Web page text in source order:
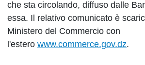
che sta circolando, diffuso dalle
essa. Il relativo comunicato è
Ministero del Commercio con
l'estero www.commerce.gov.dz.